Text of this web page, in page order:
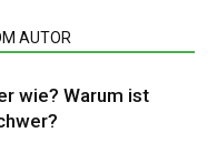
AUTOR
wie? Warum ist